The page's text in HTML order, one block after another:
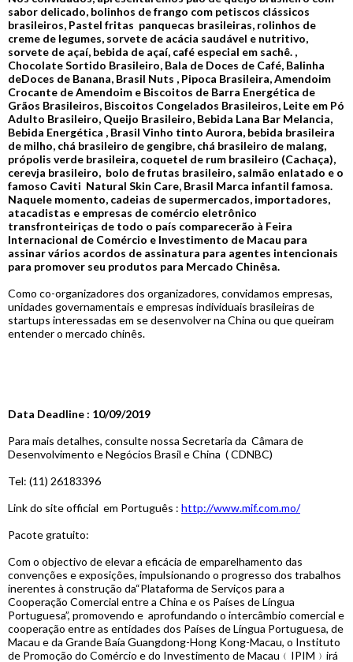
sabor delicado, bolinhos de frango com petiscos clássicos
brasileiros, Pastel fritas panquecas brasileiras, rolinhos de
creme de legumes, sorvete de acácia saudável e nutritivo,
sorvete de açaí, bebida de açaí, café especial em sachê. ,
Chocolate Sortido Brasileiro, Bala de Doces de Café, Balinha
deDoces de Banana, Brasil Nuts , Pipoca Brasileira, Amendoim
Crocante de Amendoim e Biscoitos de Barra Energética de
Grãos Brasileiros, Biscoitos Congelados Brasileiros, Leite em Pó
Adulto Brasileiro, Queijo Brasileiro, Bebida Lana Bar Melancia,
Bebida Energética , Brasil Vinho tinto Aurora, bebida brasileira
de milho, chá brasileiro de gengibre, chá brasileiro de malang,
própolis verde brasileira, coquetel de rum brasileiro (Cachaça),
cerevja brasileiro, bolo de frutas brasileiro, salmão enlatado e o
famoso Caviti Natural Skin Care, Brasil Marca infantil famosa.
Naquele momento, cadeias de supermercados, importadores,
atacadistas e empresas de comércio eletrônico
transfronteiriças de todo o país comparecerão à Feira
Internacional de Comércio e Investimento de Macau para
assinar vários acordos de assinatura para agentes intencionais
para promover seu produtos para Mercado Chinêsa.
Como co-organizadores dos organizadores, convidamos empresas,
unidades governamentais e empresas individuais brasileiras de
startups interessadas em se desenvolver na China ou que queiram
entender o mercado chinês.
Data Deadline : 10/09/2019
Para mais detalhes, consulte nossa Secretaria da Câmara de
Desenvolvimento e Negócios Brasil e China ( CDNBC)
Tel: (11) 26183396
Link do site official em Português : http://www.mif.com.mo/
Pacote gratuito:
Com o objectivo de elevar a eficácia de emparelhamento das
convenções e exposições, impulsionando o progresso dos trabalhos
inerentes à construção da“Plataforma de Serviços para a
Cooperação Comercial entre a China e os Países de Língua
Portuguesa”, promovendo e aprofundando o intercâmbio comercial e
cooperação entre as entidades dos Países de Língua Portuguesa, de
Macau e da Grande Baía Guangdong-Hong Kong-Macau, o Instituto
de Promoção do Comércio e do Investimento de Macau﹙IPIM﹚irá